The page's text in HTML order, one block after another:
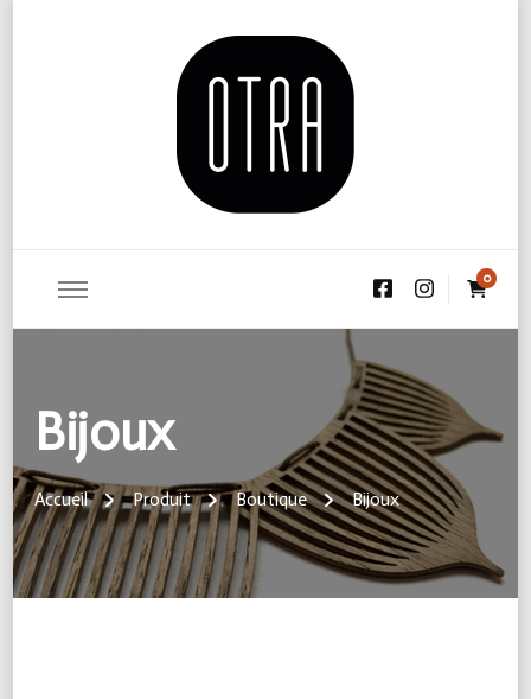
0
Bijoux
Accueil Produit Boutique Bijoux